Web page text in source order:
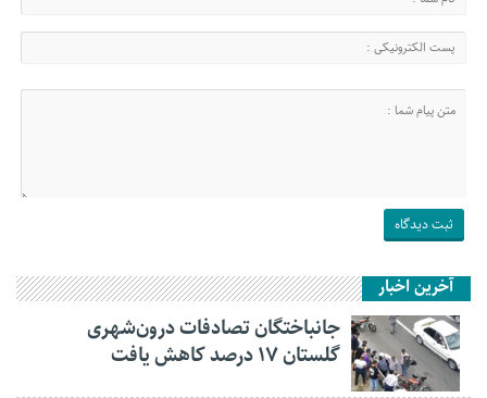
آخرین اخبار
جانباختگان تصادفات درون‌شهری
گلستان ۱۷ درصد کاهش یافت